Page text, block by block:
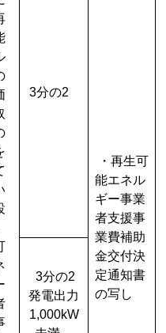
3分の2
・再生可
能エネル
ギー事業
者支援事
業費補助
金交付決
定通知書
の写し
3分の2
発電出力
1,000kW